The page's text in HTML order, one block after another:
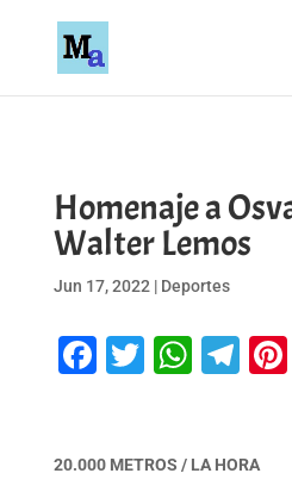
Homenaje a
Walter Lemos
Jun 17, 2022 | Deportes
Facebook
Twitter
20.000 METROS / LA HORA